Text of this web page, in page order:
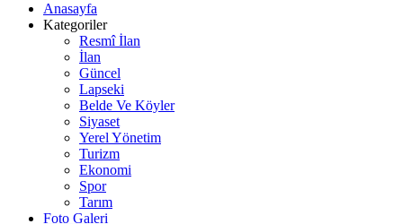
Anasayfa
Kategoriler
Resmî İlan
İlan
Güncel
Lapseki
Belde Ve Köyler
Siyaset
Yerel Yönetim
Turizm
Ekonomi
Spor
Tarım
Foto Galeri